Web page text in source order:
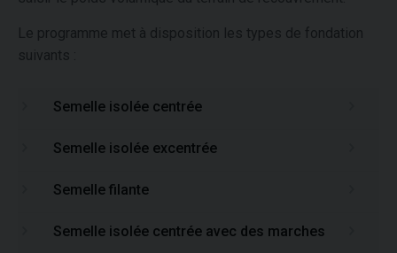
Le programme met à disposition les types de fondation
suivants :
Semelle isolée centrée
Semelle isolée excentrée
Semelle filante
Semelle isolée centrée avec des marches